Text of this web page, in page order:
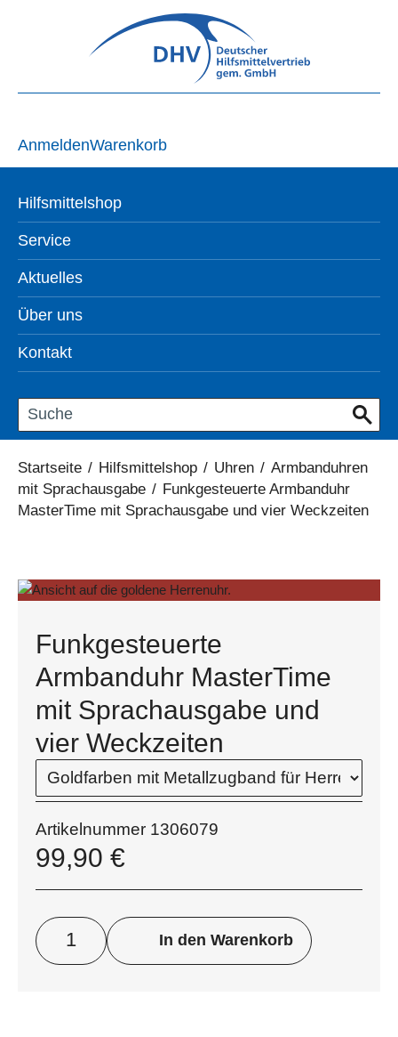
AnmeldenWarenkorb
Hilfsmittelshop
Service
Aktuelles
Über uns
Kontakt
Startseite / Hilfsmittelshop / Uhren / Armbanduhren
mit Sprachausgabe / Funkgesteuerte Armbanduhr
MasterTime mit Sprachausgabe und vier Weckzeiten
Funkgesteuerte
Armbanduhr MasterTime
mit Sprachausgabe und
vier Weckzeiten
Artikelnummer 1306079
99,90 €
In den Warenkorb